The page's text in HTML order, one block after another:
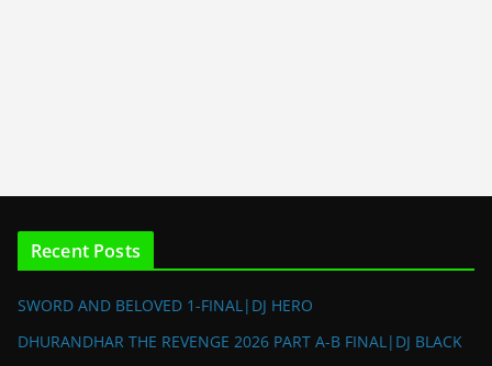
Recent Posts
SWORD AND BELOVED 1-FINAL|DJ HERO
DHURANDHAR THE REVENGE 2026 PART A-B FINAL|DJ BLACK